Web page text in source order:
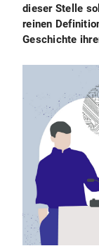
dieser Stelle
reinen
Geschichte